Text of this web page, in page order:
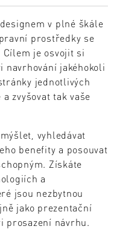
v plné škále
prostředky se
je osvojit si
navrhování jakéhokoli
jednotlivých
zvyšovat tak vaše
vyhledávat
benefity a posouvat
Získáte
a
jsou nezbytnou
jako prezentační
prosazení návrhu.